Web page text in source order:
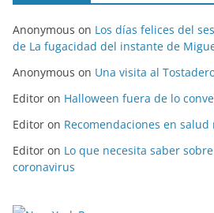
Anonymous on Los días felices del
de La fugacidad del instante de
Anonymous on Una visita al
Editor on Halloween fuera de lo
Editor on Recomendaciones en salud
Editor on Lo que necesita saber
coronavirus